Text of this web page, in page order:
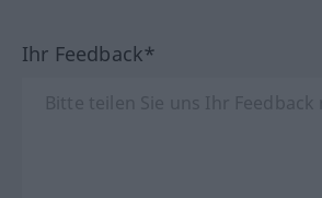
Ihr Feedback*